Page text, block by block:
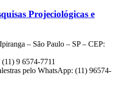
Projeciológicas e
– São Paulo – SP – CEP:
9 6574-7711
pelo WhatsApp: (11) 96574-